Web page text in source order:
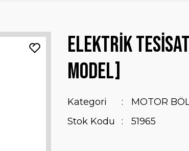
ELEKTRİK
MODEL]
Kategori
MOTOR
Stok Kodu
51965